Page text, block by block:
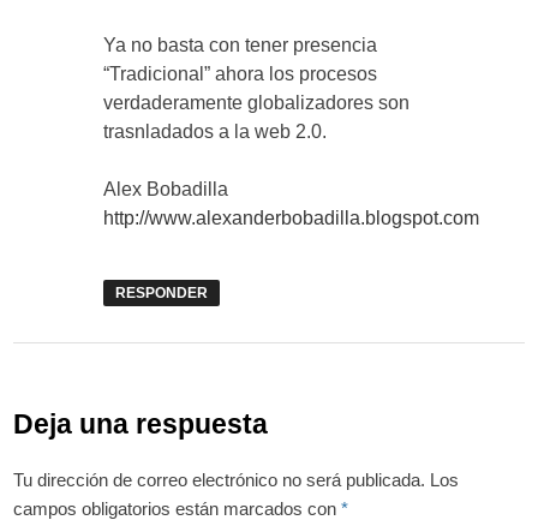
Ya no basta con tener presencia
“Tradicional” ahora los procesos
verdaderamente globalizadores son
trasnladados a la web 2.0.
Alex Bobadilla
http://www.alexanderbobadilla.blogspot.com
RESPONDER
Deja una respuesta
Tu dirección de correo electrónico no será publicada. Los
campos obligatorios están marcados con*